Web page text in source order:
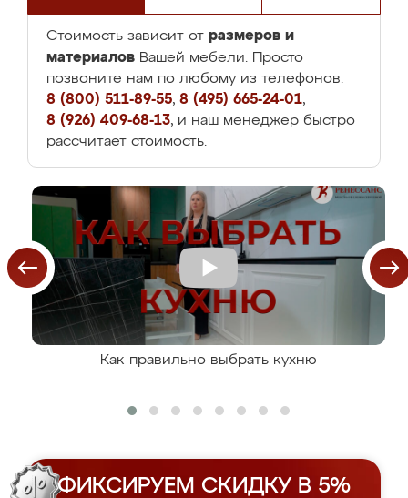
Стоимость зависит от размеров и
материалов Вашей мебели. Просто
позвоните нам по любому из телефонов:
8 (800) 511-89-55, 8 (495) 665-24-01,
8 (926) 409-68-13, и наш менеджер быстро
рассчитает стоимость.
Как правильно выбрать кухню
ФИКСИРУЕМ СКИДКУ В 5%